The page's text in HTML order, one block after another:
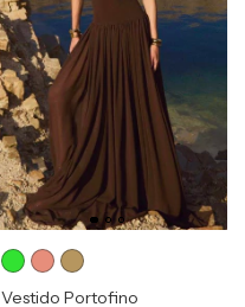
Vestido Portofino